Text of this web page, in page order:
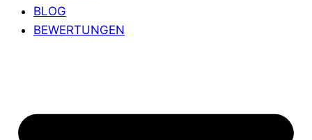
BLOG
BEWERTUNGEN